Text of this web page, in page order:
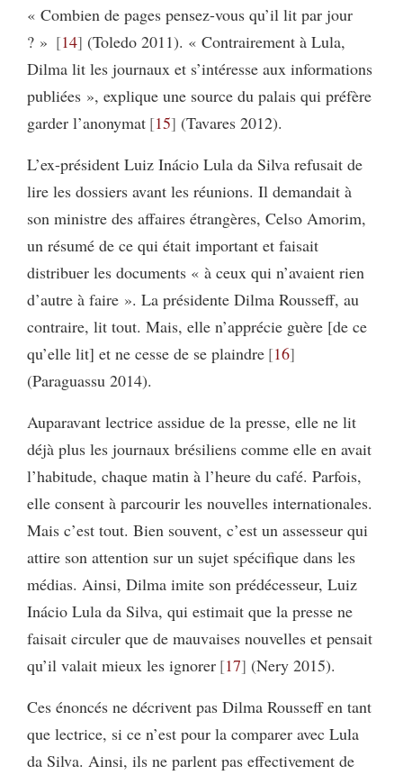
« Combien de pages pensez-vous qu’il lit par jour
? »
14 (Toledo 2011). « Contrairement à Lula,
Dilma lit les journaux et s’intéresse aux informations
publiées », explique une source du palais qui préfère
garder l’anonymat 15 (Tavares 2012).
L’ex-président Luiz Inácio Lula da Silva refusait de
lire les dossiers avant les réunions. Il demandait à
son ministre des affaires étrangères, Celso Amorim,
un résumé de ce qui était important et faisait
distribuer les documents « à ceux qui n’avaient rien
d’autre à faire ». La présidente Dilma Rousseff, au
contraire, lit tout. Mais, elle n’apprécie guère [de ce
qu’elle lit] et ne cesse de se plaindre 16
(Paraguassu 2014).
Auparavant lectrice assidue de la presse, elle ne lit
déjà plus les journaux brésiliens comme elle en avait
l’habitude, chaque matin à l’heure du café. Parfois,
elle consent à parcourir les nouvelles internationales.
Mais c’est tout. Bien souvent, c’est un assesseur qui
attire son attention sur un sujet spécifique dans les
médias. Ainsi, Dilma imite son prédécesseur, Luiz
Inácio Lula da Silva, qui estimait que la presse ne
faisait circuler que de mauvaises nouvelles et pensait
qu’il valait mieux les ignorer 17 (Nery 2015).
Ces énoncés ne décrivent pas Dilma Rousseff en tant
que lectrice, si ce n’est pour la comparer avec Lula
da Silva. Ainsi, ils ne parlent pas effectivement de